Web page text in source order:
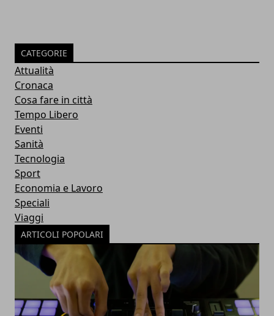
CATEGORIE
Attualità
Cronaca
Cosa fare in città
Tempo Libero
Eventi
Sanità
Tecnologia
Sport
Economia e Lavoro
Speciali
Viaggi
ARTICOLI POPOLARI